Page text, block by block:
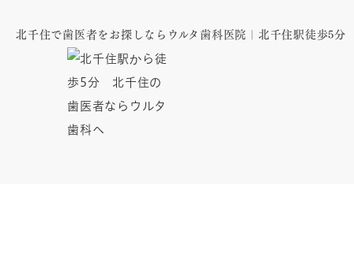
北千住で歯医者をお探しならウルタ歯科医院｜北千住駅徒歩5分